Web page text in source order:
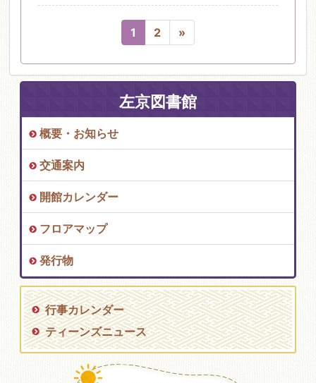
1 2 »
左京図書館
概要・お知らせ
交通案内
開館カレンダー
フロアマップ
発行物
行事カレンダー
ティーンズニュース